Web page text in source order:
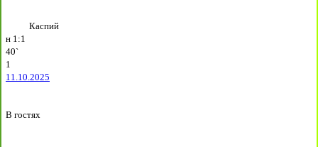
Каспий
н 1:1
40`
1
11.10.2025
В гостях